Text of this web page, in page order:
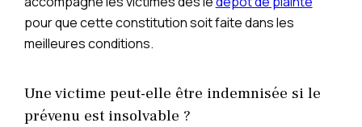
pour que cette constitution soit faite dans les
meilleures conditions.
Une victime peut-elle être indemnisée si le
prévenu est insolvable ?